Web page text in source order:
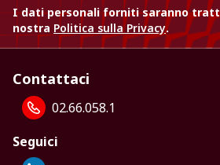
I dati personali forniti saranno
nostra Politica sulla Privacy.
Contattaci
02.66.058.1
Seguici